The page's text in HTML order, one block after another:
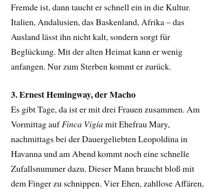
Fremde ist, dann taucht er schnell ein in die Kultur.
Italien, Andalusien, das Baskenland, Afrika – das
Ausland lässt ihn nicht kalt, sondern sorgt für
Beglückung. Mit der alten Heimat kann er wenig
anfangen. Nur zum Sterben kommt er zurück.
3. Ernest Hemingway, der Macho
Es gibt Tage, da ist er mit drei Frauen zusammen. Am
Vormittag aufFinca Vigíamit Ehefrau Mary,
nachmittags bei der Dauergeliebten Leopoldina in
Havanna und am Abend kommt noch eine schnelle
Zufallsnummer dazu. Dieser Mann braucht bloß mit
dem Finger zu schnippen. Vier Ehen, zahllose Affären,